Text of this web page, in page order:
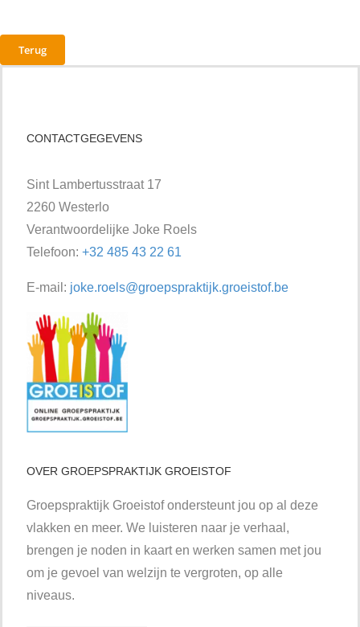
Terug
CONTACTGEGEVENS
Sint Lambertusstraat 17
2260 Westerlo
Verantwoordelijke Joke Roels
Telefoon: +32 485 43 22 61
E-mail: joke.roels@groepspraktijk.groeistof.be
OVER GROEPSPRAKTIJK GROEISTOF
Groepspraktijk Groeistof ondersteunt jou op al deze
vlakken en meer. We luisteren naar je verhaal,
brengen je noden in kaart en werken samen met jou
om je gevoel van welzijn te vergroten, op alle
niveaus.